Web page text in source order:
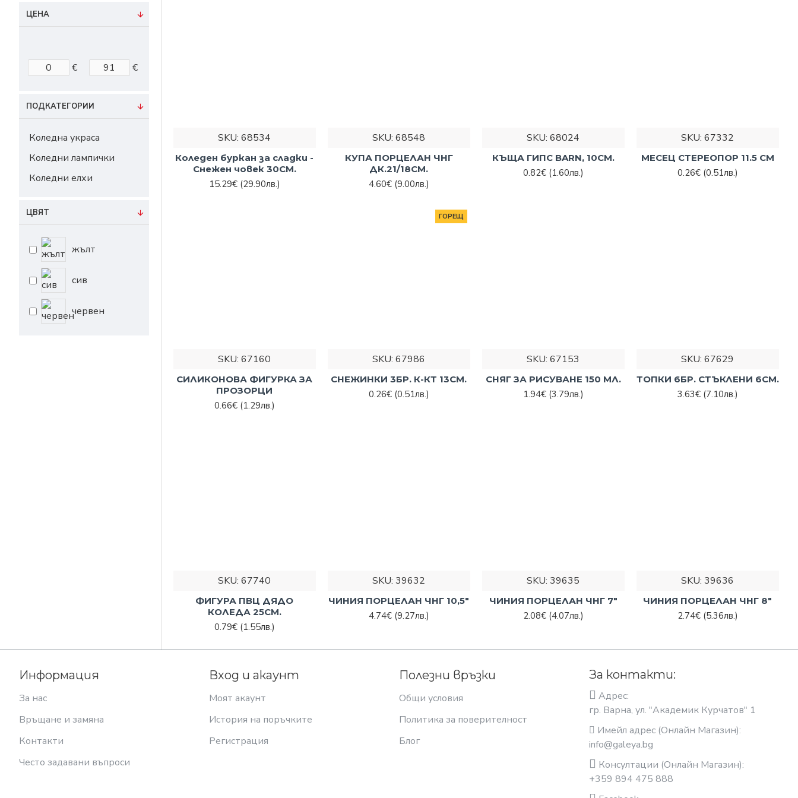
ЦЕНА
€ €
ПОДКАТЕГОРИИ
Коледна украса
Коледни лампички
Коледни елхи
ЦВЯТ
жълт
сив
червен
SKU: 68534
Коледен буркан за сладки -
Снежен човек 30СМ.
15.29€ (29.90лв.)
SKU: 68548
КУПА ПОРЦЕЛАН ЧНГ
ДК.21/18СМ.
4.60€ (9.00лв.)
SKU: 68024
КЪЩА ГИПС BARN, 10СМ.
0.82€ (1.60лв.)
SKU: 67332
МЕСЕЦ СТЕРЕОПОР 11.5 СМ
0.26€ (0.51лв.)
SKU: 67160
СИЛИКОНОВА ФИГУРКА ЗА
ПРОЗОРЦИ
0.66€ (1.29лв.)
ГОРЕЩ
SKU: 67986
СНЕЖИНКИ 3БР. К-КТ 13СМ.
0.26€ (0.51лв.)
SKU: 67153
СНЯГ ЗА РИСУВАНЕ 150 МЛ.
1.94€ (3.79лв.)
SKU: 67629
ТОПКИ 6БР. СТЪКЛЕНИ 6СМ.
3.63€ (7.10лв.)
SKU: 67740
ФИГУРА ПВЦ ДЯДО
КОЛЕДА 25СМ.
0.79€ (1.55лв.)
SKU: 39632
ЧИНИЯ ПОРЦЕЛАН ЧНГ 10,5"
4.74€ (9.27лв.)
SKU: 39635
ЧИНИЯ ПОРЦЕЛАН ЧНГ 7"
2.08€ (4.07лв.)
SKU: 39636
ЧИНИЯ ПОРЦЕЛАН ЧНГ 8"
2.74€ (5.36лв.)
Информация
За нас
Връщане и замяна
Контакти
Често задавани въпроси
Вход и акаунт
Моят акаунт
История на поръчките
Регистрация
Полезни връзки
Общи условия
Политика за поверителност
Блог
За контакти:
Адрес:
гр. Варна, ул. "Академик Курчатов" 1
Имейл адрес (Онлайн Магазин):
info@galeya.bg
Консултации (Онлайн Магазин):
+359 894 475 888